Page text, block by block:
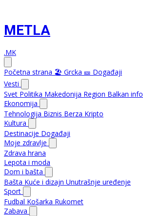
METLA
.MK
Početna strana 🏖️ Grcka 🎫 Događaji
Vesti
Svet Politika Makedonija Region Balkan info
Ekonomija
Tehnologija Biznis Berza Kripto
Kultura
Destinacije Događaji
Moje zdravlje
Zdrava hrana
Lepota i moda
Dom i bašta
Bašta Kuće i dizajn Unutrašnje uređenje
Sport
Fudbal Košarka Rukomet
Zabava